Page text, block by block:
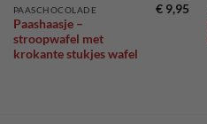
PAASCHOCOLADE
Paashaasje –
stroopwafel met
krokante stukjes wafel
€ 9,95